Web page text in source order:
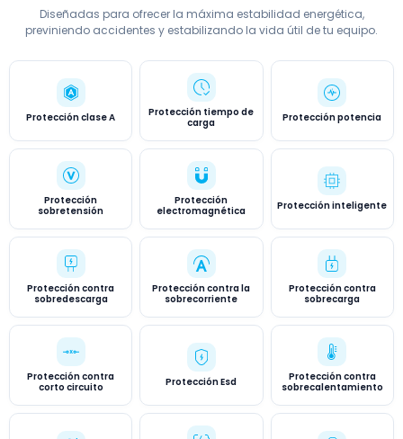
Diseñadas para ofrecer la máxima estabilidad energética,
previniendo accidentes y estabilizando la vida útil de tu equipo.
Protección clase A
Protección tiempo de
carga
Protección potencia
Protección
sobretensión
Protección
electromagnética
Protección inteligente
Protección contra
sobredescarga
Protección contra la
sobrecorriente
Protección contra
sobrecarga
Protección contra
corto circuito
Protección Esd
Protección contra
sobrecalentamiento